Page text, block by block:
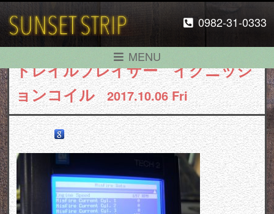
0982-31-0333
MENU
トレイルブレイザー イグニッシ
ョンコイル
2017.10.06 Fri